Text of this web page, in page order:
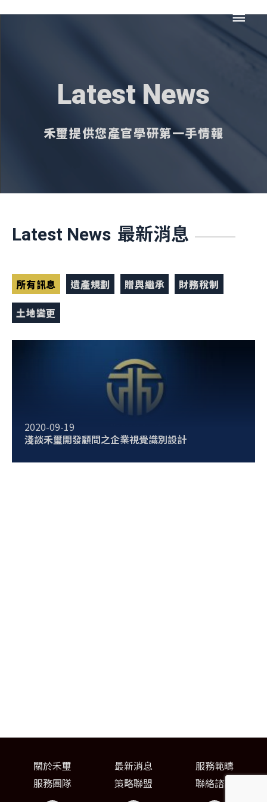
主
要
Latest News
禾璽提供您產官學研第一手情報
Latest News 最新消息
所有訊息 遺產規劃 贈與繼承 財務稅制
土地變更
2020-09-19
淺談禾璽開發顧問之企業視覺識別設計
關於禾璽 最新消息
服務範疇
服務團隊
策略聯盟 聯絡諮詢